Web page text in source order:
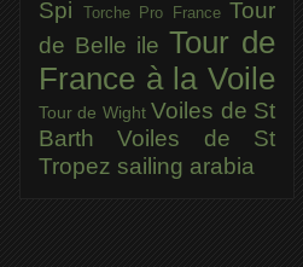
Spi Torche Pro France Tour
de Belle ile Tour de
France à la Voile
Tour de Wight Voiles de St
BarthVoiles de St
Tropez sailing arabia